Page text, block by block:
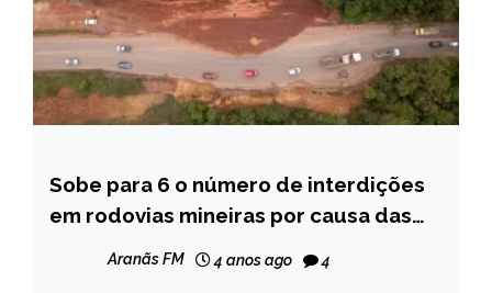
CAPELINHA
MINAS
Sobe para 6 o número de interdições
em rodovias mineiras por causa das
Aranãs FM 4 anos ago 4